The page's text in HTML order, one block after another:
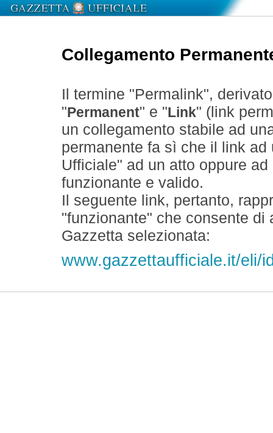
Collegamento
Il termine "Permalink",
" Permanent" e " Link" (link
un collegamento stabile ad
permanente fa sì che il link
Ufficiale" ad un atto oppure
funzionante e valido.
Il seguente link, pertanto,
"funzionante" che consente
Gazzetta selezionata:
www.gazzettaufficiale.it/eli/